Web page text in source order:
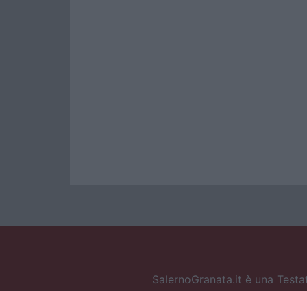
SalernoGranata.it è una